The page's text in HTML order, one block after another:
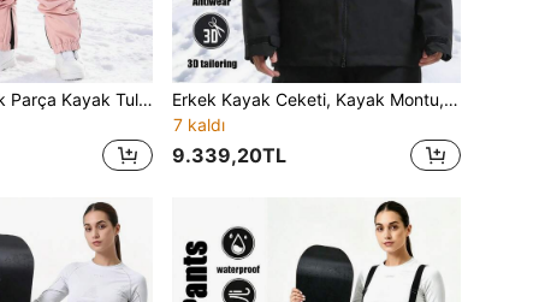
1 Adet Unisex Tek Parça Kayak Tulumu, Kargo Stili, Kayıp Önleyici Tasarımlı Çoklu Kapaklı Fermuarlı Depolama Cepleri, Güçlendirilmiş Dikiş Yapısı, Gövde Rozet Yama Süsü, Düşük Omuzlu ve Yan Yırtmaçlı Etek, Tek Kayak ve Çift Kayak İçin Uygun, Kar Seyahati ve Açık Hava Etkinlikleri İçin Çiftlere Özel Spor Kar Tulumu
Erkek Kayak Ceketi, Kayak Montu, Nefes Alabilen Kol Altı Fermuarlı, Kayıp Önleyici Fermuarlı Cepli, Kışlık Kapüşonlu Dağ Ceketi, Açık Hava Kayak Giyimi, Spor Giyim, Açık Hava Aktiviteleri ve Kış Kayak Ekipmanları İçin Uygun, Güçlendirilmiş Yapı, Fonksiyonel Kayak Ekipmanı, Kar Giyimi, Kadın Kayak Giyimi Siyah
7 kaldı
9.339,20TL